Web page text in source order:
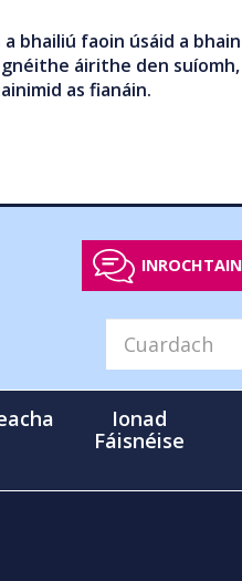
bhailiú faoin úsáid a
áirithe den
as fianáin.
Ionad
Fáisnéise